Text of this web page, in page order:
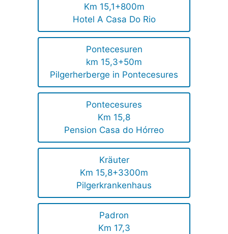
Km 15,1+800m
Hotel A Casa Do Rio
Pontecesuren
km 15,3+50m
Pilgerherberge in Pontecesures
Pontecesures
Km 15,8
Pension Casa do Hórreo
Kräuter
Km 15,8+3300m
Pilgerkrankenhaus
Padron
Km 17,3